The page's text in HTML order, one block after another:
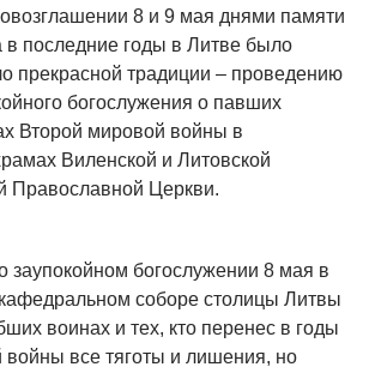
8 и 9 мая днями памяти
в последние годы в Литве было
прекрасной традиции – проведению
богослужения о павших
Второй мировой войны в
Виленской и Литовской
Православной Церкви.
заупокойном богослужении 8 мая в
соборе столицы Литвы
воинах и тех, кто перенес в годы
войны все тяготы и лишения, но